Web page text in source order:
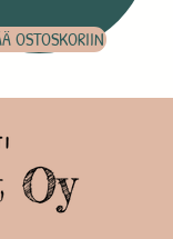
OSTOSKORIIN